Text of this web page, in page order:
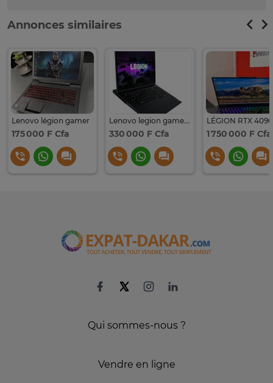
Annonces similaires
Lenovo légion gamer
175 000 F Cfa
Lenovo legion gamer i7
330 000 F Cfa 1 750 000 F Cfa
Qui sommes-nous ?
Vendre en ligne